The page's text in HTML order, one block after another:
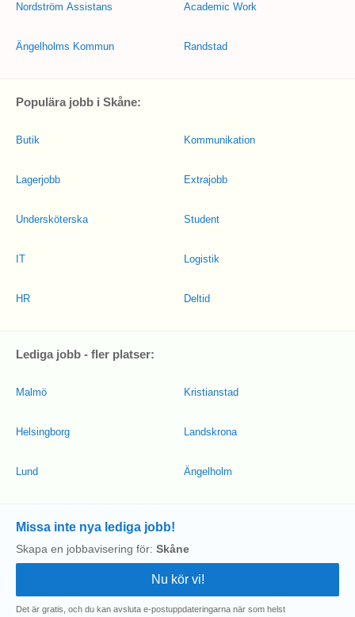
Nordström Assistans
Ängelholms Kommun
Academic Work
Randstad
Populära jobb i Skåne:
Butik
Lagerjobb
Undersköterska
IT
HR
Kommunikation
Extrajobb
Student
Logistik
Deltid
Lediga jobb - fler platser:
Malmö
Helsingborg
Lund
Kristianstad
Landskrona
Ängelholm
Missa inte nya lediga jobb!
Skapa en jobbavisering för: Skåne
Det är gratis, och du kan avsluta e-postuppdateringarna när som helst